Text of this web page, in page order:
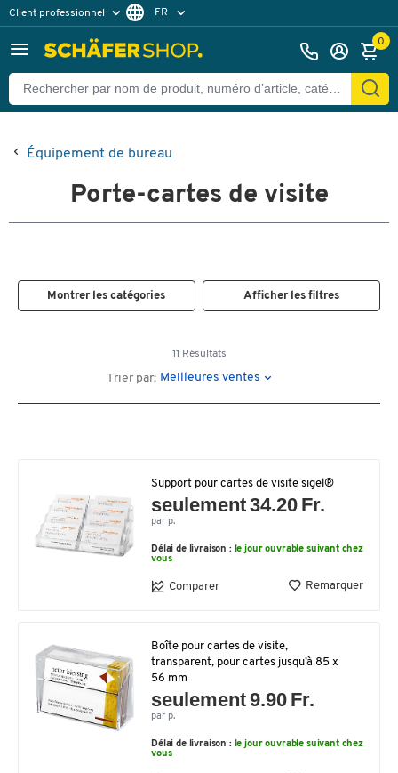
Client professionnel
Client particulier
FR
0
Équipement de bureau
Porte-cartes de visite
Montrer les catégories Afficher les filtres
11 Résultats
Trier par: Meilleures ventes
Support pour cartes de visite sigel®
seulement 34.20 Fr.
par p.
Délai de livraison : le jour ouvrable suivant chez
vous
Comparer Remarquer
Boîte pour cartes de visite,
transparent, pour cartes jusqu’à 85 x
56 mm
seulement 9.90 Fr.
par p.
Délai de livraison : le jour ouvrable suivant chez
vous